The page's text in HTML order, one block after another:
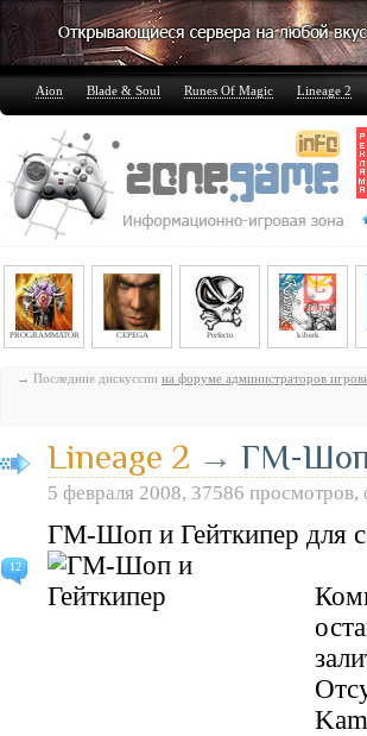
Aion Blade & Soul Runes Of Magic Lineage 2
PROGRAMMATOR CEPEGA Perfecto kiberk
→ Последние дискуссии на форуме администраторов
12
Lineage 2 → ГМ-Шоп
5 февраля 2008, 37586 просмотров,
ГМ-Шоп и Гейткипер для